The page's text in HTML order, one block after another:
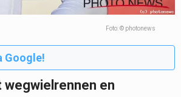
Foto: © photonews
Google!
en